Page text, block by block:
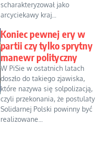
scharakteryzował jako
arcyciekawy kraj...
Koniec pewnej ery w
partii czy tylko sprytny
manewr polityczny
W PiSie w ostatnich latach
doszło do takiego zjawiska,
które nazywa się solpolizacją,
czyli przekonania, że postulaty
Solidarnej Polski powinny być
realizowane...